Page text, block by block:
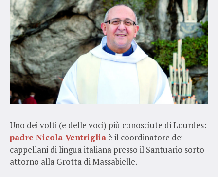
Uno dei volti (e delle voci) più conosciute di Lourdes:
padre Nicola Ventriglia è il coordinatore dei
cappellani di lingua italiana presso il Santuario sorto
attorno alla Grotta di Massabielle.